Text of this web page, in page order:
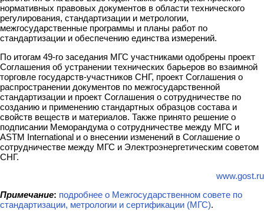
нормативных правовых документов в области технического
регулирования, стандартизации и метрологии,
межгосударственные программы и планы работ по
стандартизации и обеспечению единства измерений.
По итогам 49-го заседания МГС участниками одобрены проект
Соглашения об устранении технических барьеров во взаимной
торговле государств-участников СНГ, проект Соглашения о
распространении документов по межгосударственной
стандартизации и проект Соглашения о сотрудничестве по
созданию и применению стандартных образцов состава и
свойств веществ и материалов. Также принято решение о
подписании Меморандума о сотрудничестве между МГС и
ASTM International и о внесении изменений в Соглашение о
сотрудничестве между МГС и Электроэнергетическим советом
СНГ.
www.gost.ru
Примечание: подробнее о Межгосударственном совете по
стандартизации, метрологии и сертификации (МГС).